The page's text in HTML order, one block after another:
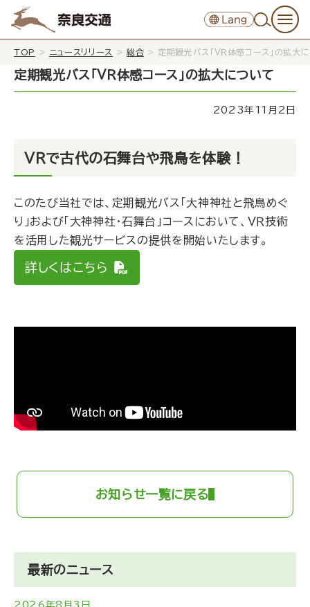
TOP > ニュースリリース > 総合 > 定期観光バス「ＶＲ体感コース」の拡大
定期観光バス「ＶＲ体感コース」の拡大について
2023年11月2日
ＶＲで古代の石舞台や飛鳥を体験！
このたび当社では、定期観光バス「大神神社と飛鳥めぐ
り」および「大神神社・石舞台」コースにおいて、ＶＲ技術
を活用した観光サービスの提供を開始いたします。
詳しくはこちら
お知らせ一覧に戻る
最新のニュース
2026年8月3日